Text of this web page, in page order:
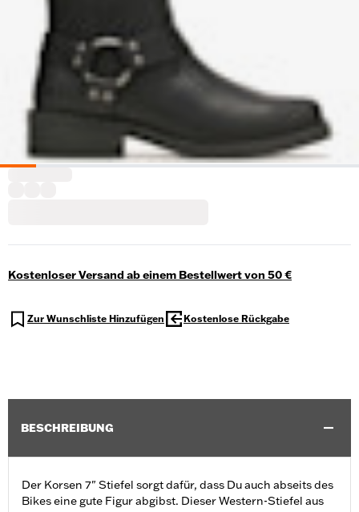
Kostenloser Versand ab einem Bestellwert von 50 €
Zur Wunschliste Hinzufügen Kostenlose Rückgabe
BESCHREIBUNG
Der Korsen 7" Stiefel sorgt dafür, dass Du auch abseits des
Bikes eine gute Figur abgibst. Dieser Western-Stiefel aus